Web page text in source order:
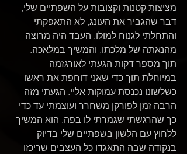
מציצות קטנות וקצובות על השפתיים שלי,
דבר שהגביר את העונג, לא התאפקתי
והתחלתי לגנוח למולו. העבד היה מרוצה
מהנאתה של מלכתו, והמשיך במלאכה.
תוך מספר דקות הגעתי לאורגזמה
במיוחלת תוך כדי שאני דוחפת את ראשו
כשלשונו נכנסת עמוקות אליי. הגעתי מזה
הרבה זמן לפורקן משחרר ועוצמתי עד כדי
כך שהרגשתי שגמרתי לו בפה. הוא המשיך
ללחוץ עם הלשון בשפתיים שלי בדיוק
בנקודה שבה התאגדו כל העצבים שריכזו